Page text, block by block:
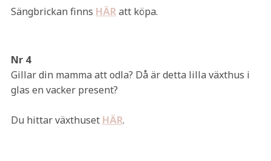
Sängbrickan finns HÄRatt köpa.
Nr 4
Gillar din mamma att odla? Då är detta lilla växthus i
glas en vacker present?
Du hittar växthuset HÄR.